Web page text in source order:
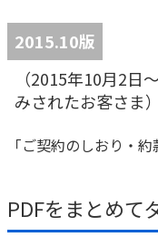
ご契約者さま
ご契約者さま
保険をご検討中
保険をご検討中
法人のお客さま
ちら
2015.10版
（2015年10月2日
みされたお客さま）
「ご契約のしおり・
PDFをまとめて